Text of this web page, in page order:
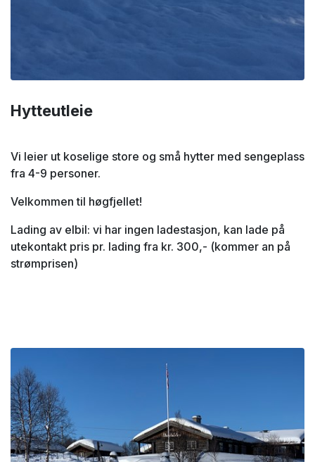
Hytteutleie
Vi leier ut koselige store og små hytter med sengeplass
fra 4-9 personer.
Velkommen til høgfjellet!
Lading av elbil: vi har ingen ladestasjon, kan lade på
utekontakt pris pr. lading fra kr. 300,- (kommer an på
strømprisen)